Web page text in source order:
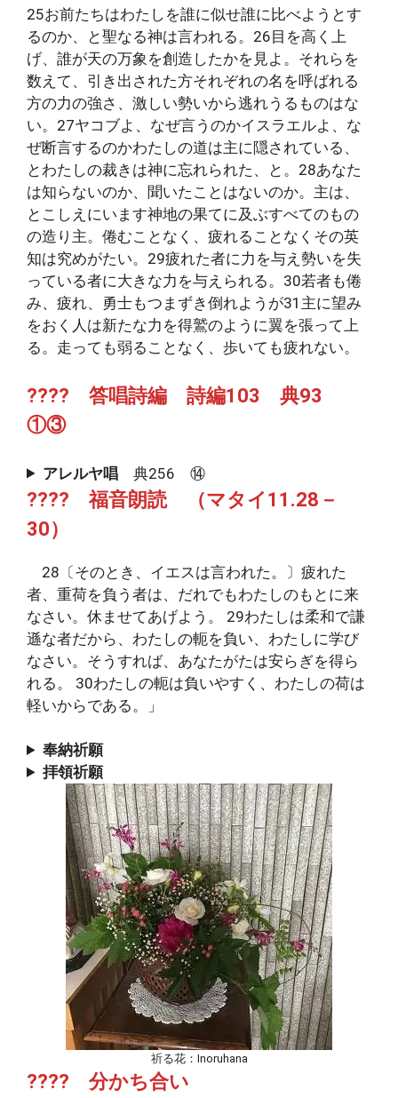
25お前たちはわたしを誰に似せ誰に比べようとす
るのか、と聖なる神は言われる。26目を高く上
げ、誰が天の万象を創造したかを見よ。それらを
数えて、引き出された方それぞれの名を呼ばれる
方の力の強さ、激しい勢いから逃れうるものはな
い。27ヤコブよ、なぜ言うのかイスラエルよ、な
ぜ断言するのかわたしの道は主に隠されている、
とわたしの裁きは神に忘れられた、と。28あなた
は知らないのか、聞いたことはないのか。主は、
とこしえにいます神地の果てに及ぶすべてのもの
の造り主。倦むことなく、疲れることなくその英
知は究めがたい。29疲れた者に力を与え勢いを失
っている者に大きな力を与えられる。30若者も倦
み、疲れ、勇士もつまずき倒れようが31主に望み
をおく人は新たな力を得鷲のように翼を張って上
る。走っても弱ることなく、歩いても疲れない。
???? 答唱詩編 詩編103 典93
①③
アレルヤ唱 典256 ⑭
???? 福音朗読 （マタイ11.28－
30）
28〔そのとき、イエスは言われた。〕疲れた
者、重荷を負う者は、だれでもわたしのもとに来
なさい。休ませてあげよう。 29わたしは柔和で謙
遜な者だから、わたしの軛を負い、わたしに学び
なさい。そうすれば、あなたがたは安らぎを得ら
れる。 30わたしの軛は負いやすく、わたしの荷は
軽いからである。」
奉納祈願
拝領祈願
祈る花：Inoruhana
???? 分かち合い